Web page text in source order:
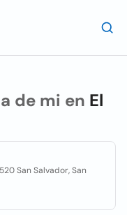
de mi en El
San Salvador, San